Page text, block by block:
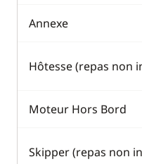
Annexe
Hôtesse (repas non
Moteur Hors Bord
Skipper (repas non